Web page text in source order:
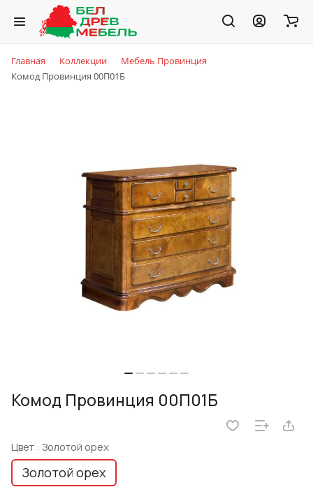
Главная Коллекции
Мебель Провинция
Комод Провинция 00П01Б
Комод Провинция 00П01Б
Цвет : Золотой орех
Золотой орех